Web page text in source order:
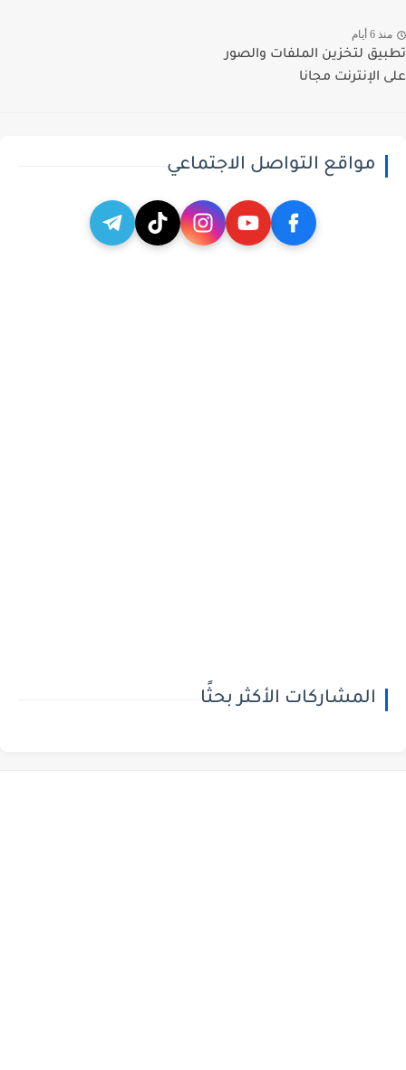
6 أيام
لتخزين الملفات والصور
الإنترنت مجانا
مواقع التواصل الاجتماعي
المشاركات الأكثر بحثًا